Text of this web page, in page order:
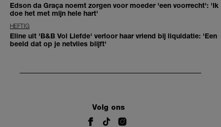
Edson da Graça noemt zorgen voor moeder 'een voorrecht': 'Ik
doe het met mijn hele hart'
HEFTIG
Eline uit 'B&B Vol Liefde' verloor haar vriend bij liquidatie: 'Een
beeld dat op je netvlies blijft'
Volg ons